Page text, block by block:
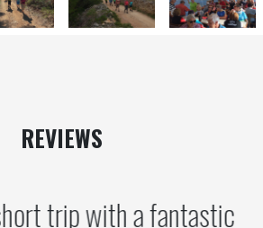
REVIEWS
trip with a fantastic